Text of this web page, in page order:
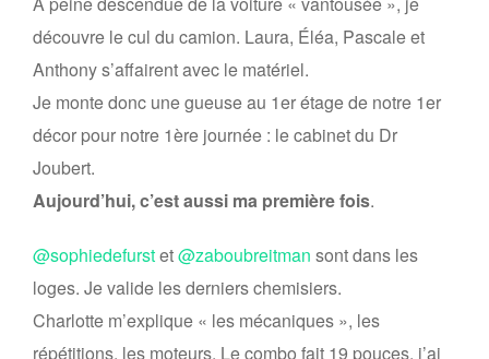
découvre le cul du camion. Laura, Éléa, Pascale et
Anthony s’affairent avec le matériel.
Je monte donc une gueuse au 1er étage de notre 1er
décor pour notre 1ère journée : le cabinet du Dr
Joubert.
Aujourd’hui, c’est aussi ma première fois.
@sophiedefurstet@zaboubreitman sont dans les
loges. Je valide les derniers chemisiers.
Charlotte m’explique « les mécaniques », les
répétitions, les moteurs. Le combo fait 19 pouces, j’ai